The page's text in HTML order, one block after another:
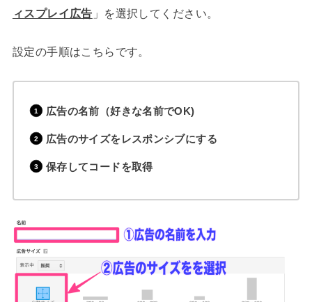
ィスプレイ広告 」を選択してください。
設定の手順はこちらです。
広告の名前（好きな名前でOK)
広告のサイズをレスポンシブにする
保存してコードを取得